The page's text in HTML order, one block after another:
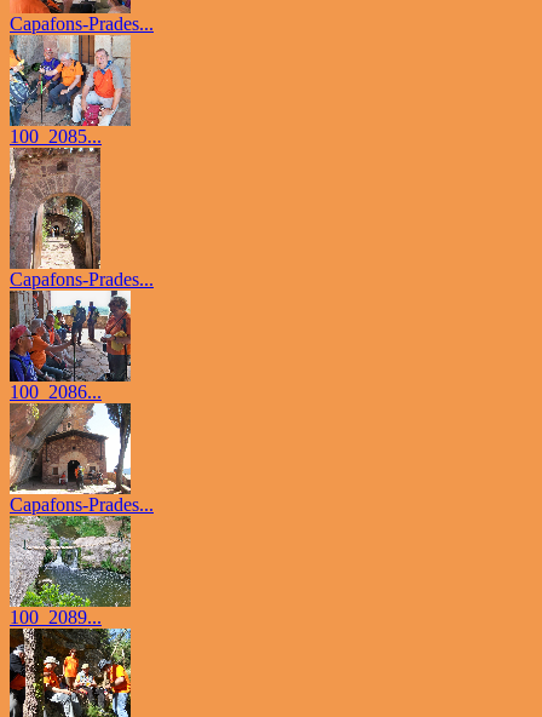
Capafons-Prades...
100_2085...
Capafons-Prades...
100_2086...
Capafons-Prades...
100_2089...